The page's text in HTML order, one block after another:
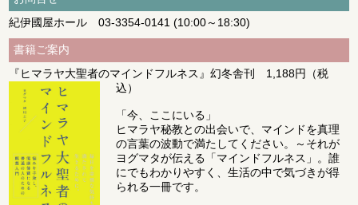
紀伊國屋ホール 03-3354-0141 (10:00～18:30)
書籍ご案内
『ヒマラヤ大聖者のマインドフルネス』幻冬舎刊 1,188円（税
込）
「今、ここにいる」
ヒマラヤ秘教との出会いで、マインドを真理
の言葉の波動で満たしてください。～それが
ヨグマタが伝える「マインドフルネス」。誰
にでもわかりやすく、生活の中で気づきが得
られる一冊です。